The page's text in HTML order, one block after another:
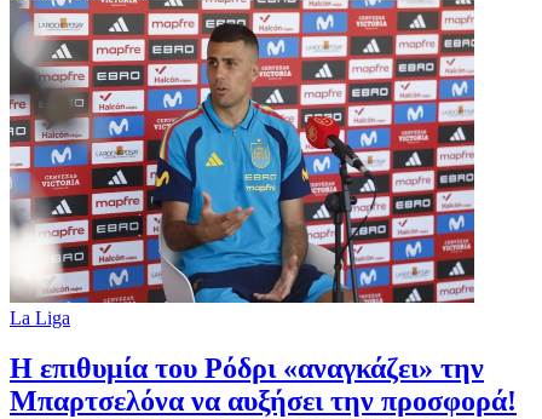
La Liga
Η επιθυμία του Ρόδρι «αναγκάζει» την
Μπαρτσελόνα να αυξήσει την προσφορά!